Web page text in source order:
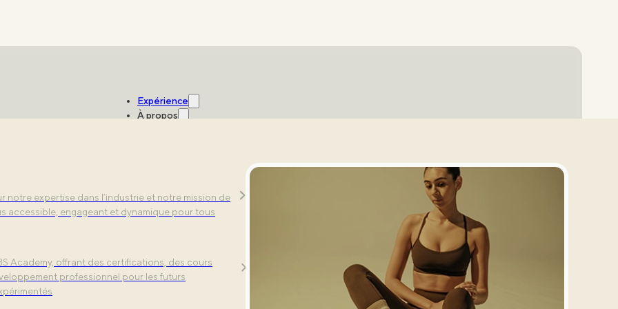
Expérience
dynamiques. Découvrez notre
avec des technologies de pointe.
? Voici tout ce que vous devez savoir.
À propos
notre expertise dans l’industrie et notre mission de
accessible, engageant et dynamique pour tous
Academy, offrant des certifications, des cours
professionnel pour les futurs
Se Connecter